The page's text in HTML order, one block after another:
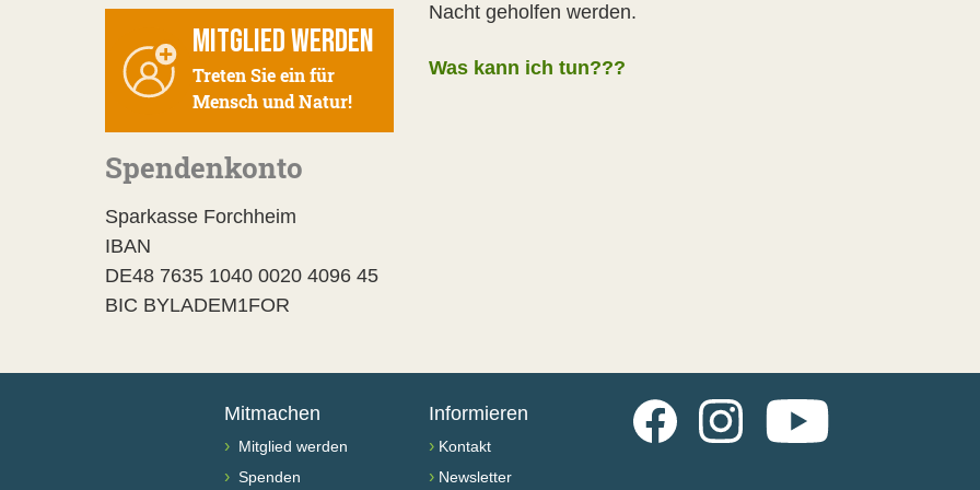
Nacht geholfen werden.
Was kann ich tun???
MITGLIED WERDEN
Treten Sie ein für
Mensch und Natur!
Spendenkonto
Sparkasse Forchheim
IBAN
DE48 7635 1040 0020 4096 45
BIC BYLADEM1FOR
Mitmachen
› Mitglied werden
› Spenden
Informieren
› Kontakt
› Newsletter
FacebookInstagramYouTube